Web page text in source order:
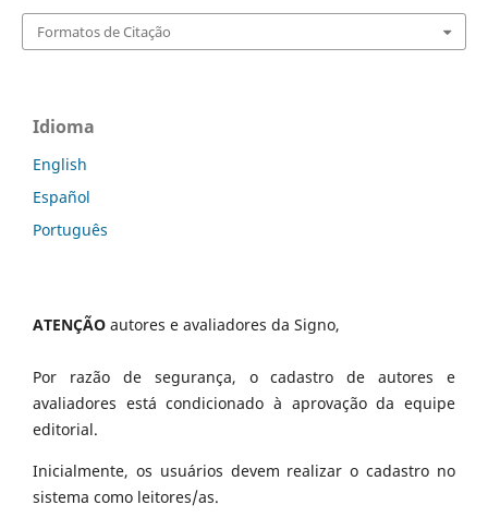
Formatos de Citação
Idioma
English
Español
Português
ATENÇÃO autores e avaliadores da Signo,
Por razão de segurança, o cadastro de autores e
avaliadores está condicionado à aprovação da equipe
editorial.
Inicialmente, os usuários devem realizar o cadastro no
sistema como leitores/as.